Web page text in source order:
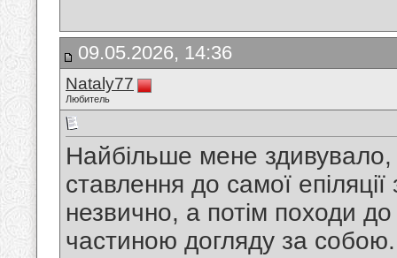
09.05.2026, 14:36
Nataly77
Любитель
Найбільше мене здивувало,
ставлення до самої
незвично, а потім походи
частиною догляду за собою.